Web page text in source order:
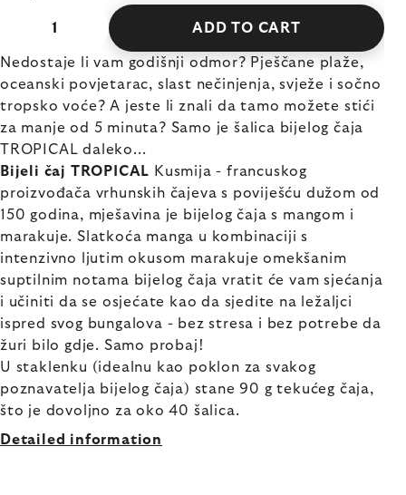
ADD TO CART
Nedostaje li vam godišnji odmor? Pješčane plaže,
oceanski povjetarac, slast nečinjenja, svježe i sočno
tropsko voće? A jeste li znali da tamo možete stići
za manje od 5 minuta? Samo je šalica bijelog čaja
TROPICAL daleko...
Bijeli čaj TROPICAL Kusmija - francuskog
proizvođača vrhunskih čajeva s poviješću dužom od
150 godina, mješavina je bijelog čaja s mangom i
marakuje. Slatkoća manga u kombinaciji s
intenzivno ljutim okusom marakuje omekšanim
suptilnim notama bijelog čaja vratit će vam sjećanja
i učiniti da se osjećate kao da sjedite na ležaljci
ispred svog bungalova - bez stresa i bez potrebe da
žuri bilo gdje. Samo probaj!
U staklenku (idealnu kao poklon za svakog
poznavatelja bijelog čaja) stane 90 g tekućeg čaja,
što je dovoljno za oko 40 šalica.
Detailed information